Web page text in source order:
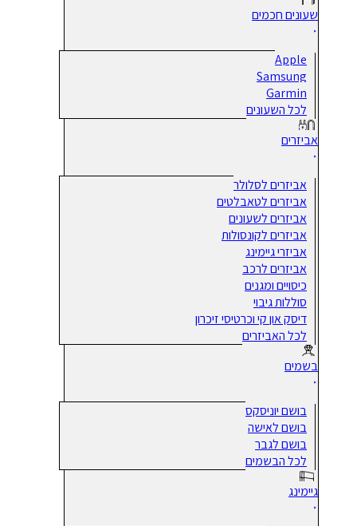
שעונים חכמים
Apple
Samsung
Garmin
לכל השעונים
אביזרים
אביזרים לסלולר
אביזרים לטאבלטים
אביזרים לשעונים
אביזרים לקונסולות
אביזרי גיימינג
אביזרים לרכב
כיסויים ומגנים
סוללות גיבוי
דיסק און קי וכרטיסי זיכרון
לכל האביזרים
בשמים
בושם יוניסקס
בושם לאישה
בושם לגבר
לכל הבשמים
גיימינג